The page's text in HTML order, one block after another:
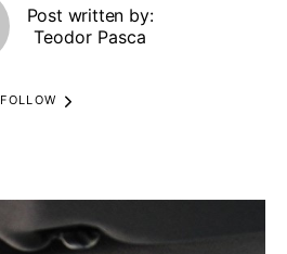
Post written by:
Teodor Pasca
FOLLOW